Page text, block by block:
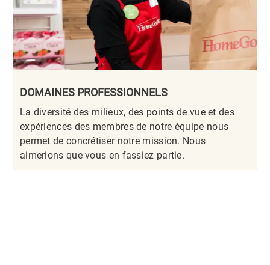
DOMAINES PROFESSIONNELS
La diversité des milieux, des points de vue et des
expériences des membres de notre équipe nous
permet de concrétiser notre mission. Nous
aimerions que vous en fassiez partie.​​​​​​​